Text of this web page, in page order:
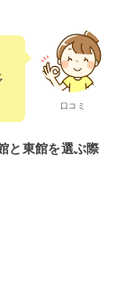
口コミ
と東館を選ぶ際